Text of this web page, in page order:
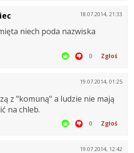
18.07.2014, 21:33
niech poda nazwiska
0 Zgłoś
19.07.2014, 01:25
z "komuną" a ludzie nie mają
na chleb.
0 Zgłoś
19.07.2014, 12:42